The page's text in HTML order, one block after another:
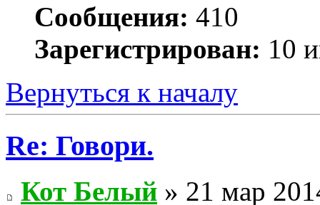
Сообщения: 410
Зарегистрирован: 10
Вернуться к началу
Re: Говори.
Кот Белый » 21 мар